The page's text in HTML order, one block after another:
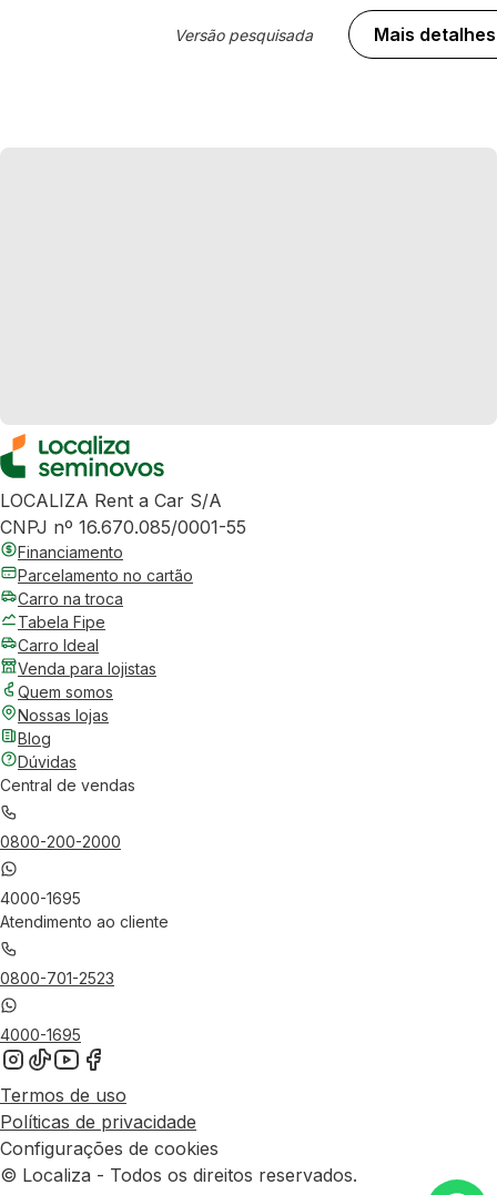
Versão pesquisada Mais detalhes
LOCALIZA Rent a Car S/A
CNPJ nº 16.670.085/0001-55
Financiamento
Parcelamento no cartão
Carro na troca
Tabela Fipe
Carro Ideal
Venda para lojistas
Quem somos
Nossas lojas
Blog
Dúvidas
Central de vendas
0800-200-2000
4000-1695
Atendimento ao cliente
0800-701-2523
4000-1695
Termos de uso
Políticas de privacidade
Configurações de cookies
© Localiza - Todos os direitos reservados.